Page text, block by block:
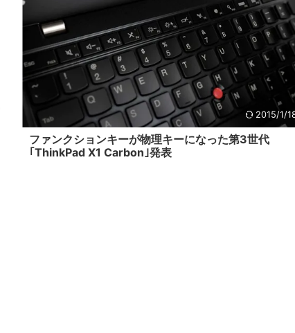
2015/1/
ファンクションキーが物理キーになった第3世代
｢ThinkPad X1 Carbon｣発表